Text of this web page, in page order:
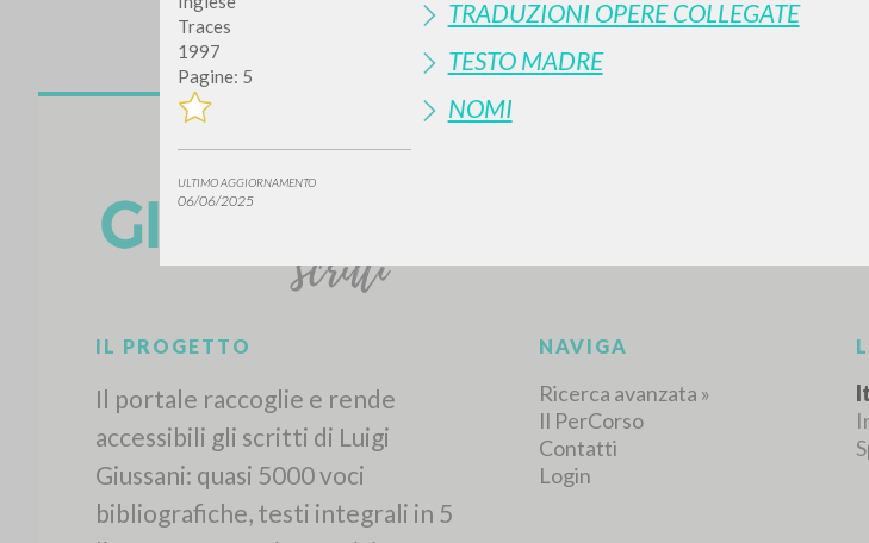
Traces
1997
Pagine: 5
ULTIMO AGGIORNAMENTO
06/06/2025
TRADUZIONI OPERE COLLEGATE
TESTO MADRE
NOMI
IL PROGETTO
Il portale raccoglie e rende
NAVIGA